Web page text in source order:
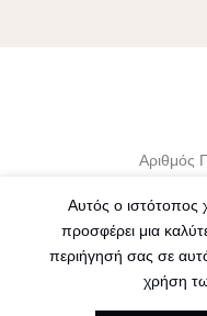
Αριθμός
ΌΡΟΙ ΧΡΉΣΗΣ
ΠΡΟΣΩΠΙΚΆ
ΥΠΟΧΡΕΏΣΕΙΣ
Artonomous .
Αυτός ο ιστότοπος
προσφέρει μια
περιήγησή σας σε
χρήση